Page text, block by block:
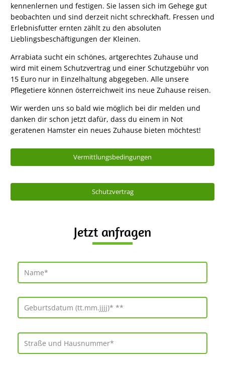
kennenlernen und festigen. Sie lassen sich im Gehege gut
beobachten und sind derzeit nicht schreckhaft. Fressen und
Erlebnisfutter ernten zählt zu den absoluten
Lieblingsbeschäftigungen der Kleinen.
Arrabiata sucht ein schönes, artgerechtes Zuhause und
wird mit einem Schutzvertrag und einer Schutzgebühr von
15 Euro nur in Einzelhaltung abgegeben. Alle unsere
Pflegetiere können österreichweit ins neue Zuhause reisen.
Wir werden uns so bald wie möglich bei dir melden und
danken dir schon jetzt dafür, dass du einem in Not
geratenen Hamster ein neues Zuhause bieten möchtest!
Vermittlungsbedingungen
Schutzvertrag
Jetzt anfragen